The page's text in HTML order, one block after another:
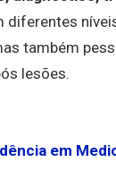
diferentes
também
lesões.
em